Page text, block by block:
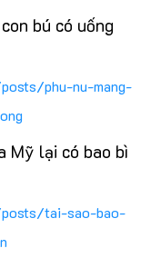
bú có uống
phu-nu-mang-
Mỹ lại có bao bì
tai-sao-bao-